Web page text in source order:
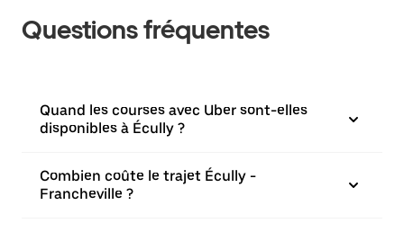
Questions fréquentes
Quand les courses avec Uber sont-elles
disponibles à Écully ?
Combien coûte le trajet Écully -
Francheville ?